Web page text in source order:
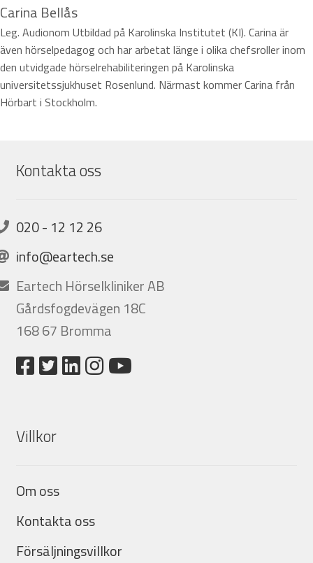
Carina Bellås
Leg. Audionom Utbildad på Karolinska Institutet (KI). Carina är
även hörselpedagog och har arbetat länge i olika chefsroller inom
den utvidgade hörselrehabiliteringen på Karolinska
universitetssjukhuset Rosenlund. Närmast kommer Carina från
Hörbart i Stockholm.
Kontakta oss
020 - 12 12 26
info@eartech.se
Eartech Hörselkliniker AB
Gårdsfogdevägen 18C
168 67 Bromma
Villkor
Om oss
Kontakta oss
Försäljningsvillkor